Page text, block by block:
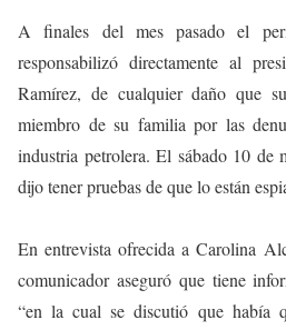
A finales del mes pasado el
responsabilizó directamente al
Ramírez, de cualquier daño que
miembro de su familia por las
industria petrolera. El sábado 10 de
dijo tener pruebas de que lo están
En entrevista ofrecida a Carolina
comunicador aseguró que tiene
“en la cual se discutió que había